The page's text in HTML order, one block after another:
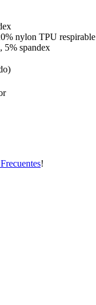
nylon TPU respirable
5% spandex
!